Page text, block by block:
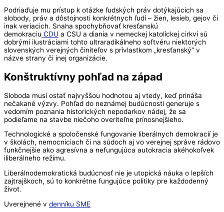
Podriaďuje mu prístup k otázke ľudských práv dotýkajúcich sa
slobody, práv a dôstojnosti konkrétnych ľudí – žien, lesieb, gejov či
inak veriacich. Snaha spochybňovať kresťanskú
demokraciu CDU a CSU a diania v nemeckej katolíckej cirkvi sú
dobrými ilustráciami tohto ultraradikálneho softvéru niektorých
slovenských verejných činiteľov s prívlastkom „kresťanský“ v
názve strany či inej organizácie.
Konštruktívny pohľad na západ
Sloboda musí ostať najvyššou hodnotou aj vtedy, keď prináša
nečakané výzvy. Pohľad do neznámej budúcnosti generuje s
vedomím poznania historických nepodarkov nádej, že sa
podieľame na stavbe niečoho overiteľne prínosnejšieho.
Technologické a spoločenské fungovanie liberálnych demokracií je
v školách, nemocniciach či na súdoch aj vo verejnej správe rádovo
funkčnejšie ako agresívna a nefungujúca autokracia akéhokoľvek
iliberálneho režimu.
Liberálnodemokratická budúcnosť nie je utopická náuka o lepších
zajtrajškoch, sú to konkrétne fungujúce politiky pre každodenný
život.
Uverejnené v denníku SME